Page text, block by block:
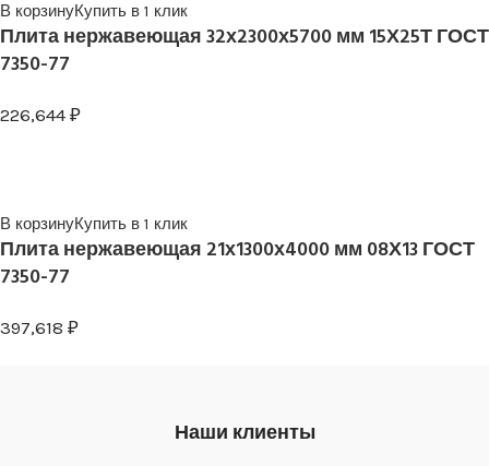
В корзинуКупить в 1 клик
Плита нержавеющая 32х2300х5700 мм 15Х25Т ГОСТ
7350-77
226,644 ₽
В корзинуКупить в 1 клик
Плита нержавеющая 21х1300х4000 мм 08Х13 ГОСТ
7350-77
397,618 ₽
Наши клиенты